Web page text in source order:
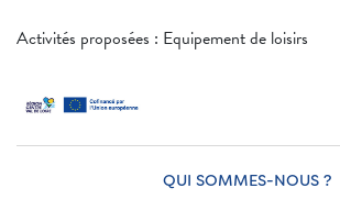
Activités proposées : Equipement de loisirs
QUI SOMMES-NOUS ?